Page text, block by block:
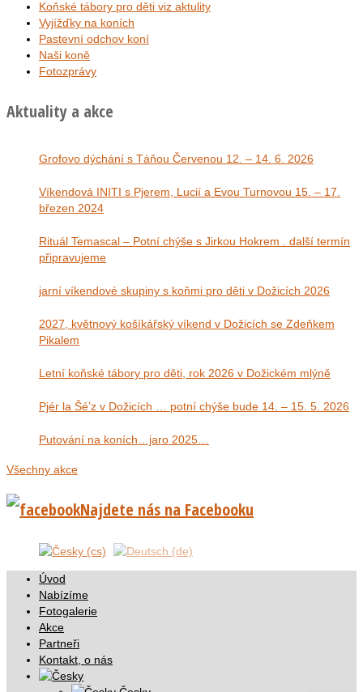
Koňské tábory pro děti viz aktulity
Vyjížďky na koních
Pastevní odchov koní
Naši koně
Fotozprávy
Aktuality a akce
Grofovo dýchání s Táňou Červenou 12. – 14. 6. 2026
Víkendová INITI s Pjerem, Lucií a Evou Turnovou 15. – 17.
březen 2024
Rituál Temascal – Potní chýše s Jirkou Hokrem . další termín
připravujeme
jarní víkendové skupiny s koňmi pro děti v Dožicích 2026
2027, květnový košíkářský víkend v Dožicích se Zdeňkem
Pikalem
Letní koňské tábory pro děti, rok 2026 v Dožickém mlýně
Pjér la Šé’z v Dožicích … potní chýše bude 14. – 15. 5. 2026
Putování na koních…jaro 2025…
Všechny akce
Najdete nás na Facebooku
Úvod
Nabízíme
Fotogalerie
Akce
Partneři
Kontakt, o nás